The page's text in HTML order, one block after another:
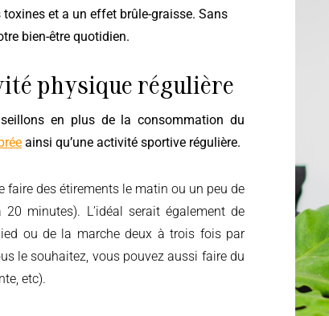
et a un effet brûle-graisse. Sans
bien-être quotidien.
physique régulière
ainsi qu’une activité sportive régulière.
faire des étirements le matin ou un peu de
minutes). L’idéal serait également de
ou de la marche deux à trois fois par
le souhaitez, vous pouvez aussi faire du
etc).